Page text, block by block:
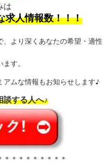
は
求人情報数！！！
より深くあなたの希望・適性
す。
アムな情報もお知らせします♪
談する人へ♪
＊＊＊＊＊＊＊＊＊